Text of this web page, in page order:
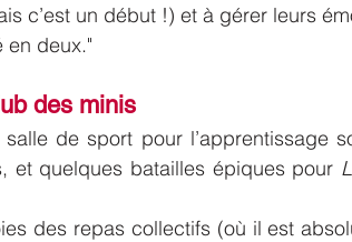
c’est un début !) et à gérer leurs
en deux."
des minis
de sport pour l’apprentissage
et quelques batailles épiques pour
des repas collectifs (où il est